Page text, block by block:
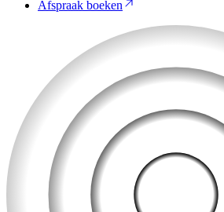
Afspraak boeken